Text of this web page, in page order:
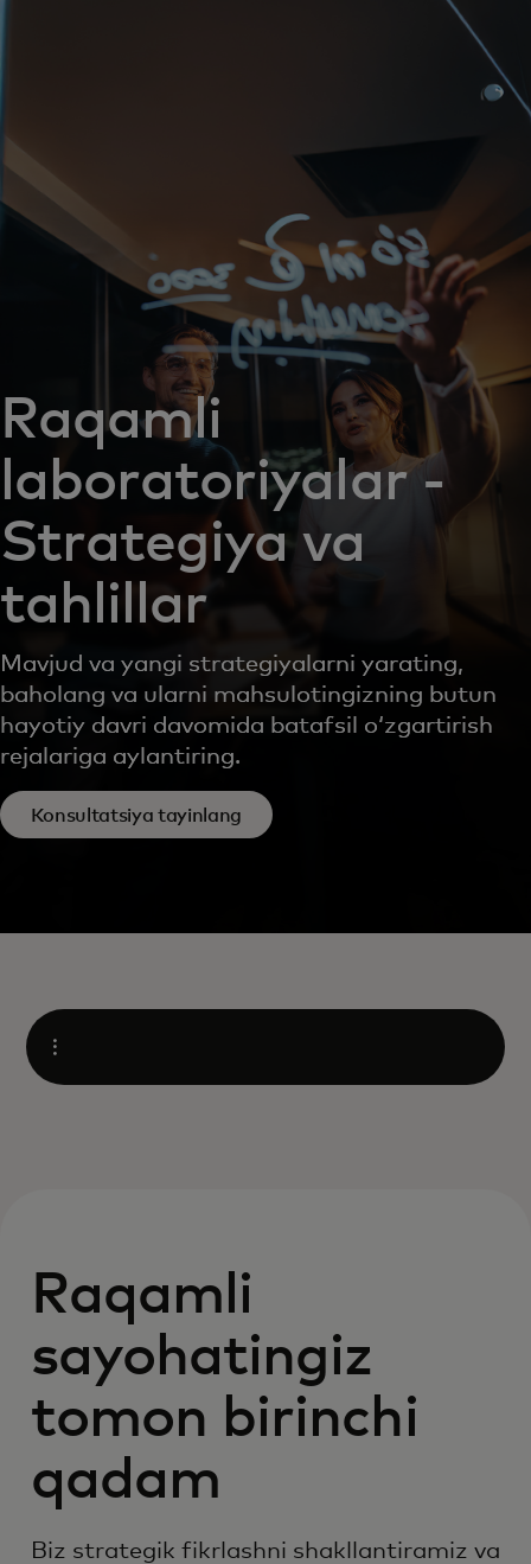
Butun dunyo uchun
Innovatorlar uchun
Yangiliklar va trendlar
Raqamli
laboratoriyalar -
Strategiya va
tahlillar
Mavjud va yangi strategiyalarni yarating,
baholang va ularni mahsulotingizning butun
hayotiy davri davomida batafsil oʻzgartirish
rejalariga aylantiring.
Konsultatsiya tayinlang
Open
Raqamli
sayohatingiz
tomon birinchi
qadam
Biz strategik fikrlashni shakllantiramiz va